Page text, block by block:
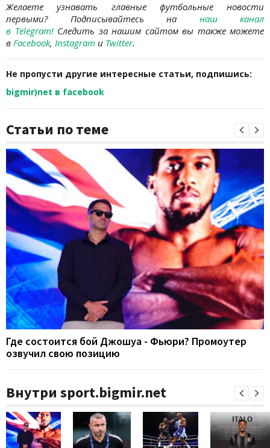
Желаете узнавать
главные футбольные новости
первыми? Подписывайтесь на наш канал
в Telegram!Следить за нашим сайтом вы также можете
в Facebook, Instagram и Twitter.
Не пропусти другие интересные статьи, подпишись:
bigmir)net в facebook
Статьи по теме
Где состоится бой Джошуа - Фьюри? Промоутер
озвучил свою позицию
Внутри sport.bigmir.net